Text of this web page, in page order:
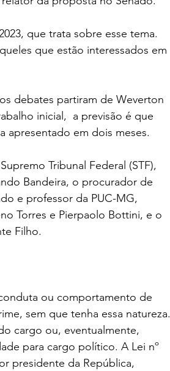
que trata sobre esse tema.
que estão interessados em
debates partiram de Weverton
inicial,  a previsão é que
apresentado em dois meses.
Tribunal Federal (STF),
Bandeira, o procurador de
e professor da PUC-MG,
Torres e Pierpaolo Bottini, e o
Filho.
ou comportamento de
sem que tenha essa natureza.
cargo ou, eventualmente,
para cargo político. A Lei nº
presidente da República,